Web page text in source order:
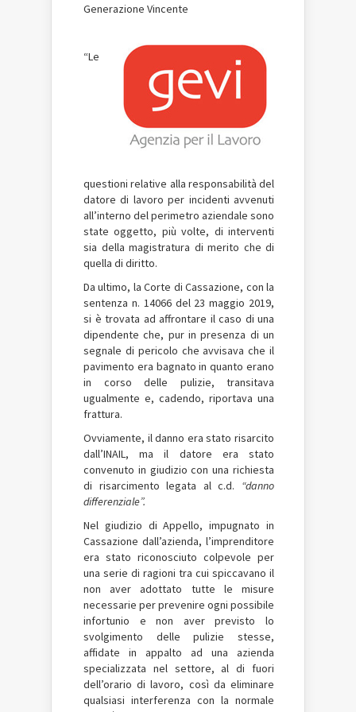
Generazione Vincente
“Le
questioni relative alla responsabilità del
datore di lavoro per incidenti avvenuti
all’interno del perimetro aziendale sono
state oggetto, più volte, di interventi
sia della magistratura di merito che di
quella di diritto.
Da ultimo, la Corte di Cassazione, con la
sentenza n. 14066 del 23 maggio 2019,
si è trovata ad affrontare il caso di una
dipendente che, pur in presenza di un
segnale di pericolo che avvisava che il
pavimento era bagnato in quanto erano
in corso delle pulizie, transitava
ugualmente e, cadendo, riportava una
frattura.
Ovviamente, il danno era stato risarcito
dall’INAIL, ma il datore era stato
convenuto in giudizio con una richiesta
di risarcimento legata al c.d. “danno
differenziale”.
Nel giudizio di Appello, impugnato in
Cassazione dall’azienda, l’imprenditore
era stato riconosciuto colpevole per
una serie di ragioni tra cui spiccavano il
non aver adottato tutte le misure
necessarie per prevenire ogni possibile
infortunio e non aver previsto lo
svolgimento delle pulizie stesse,
affidate in appalto ad una azienda
specializzata nel settore, al di fuori
dell’orario di lavoro, così da eliminare
qualsiasi interferenza con la normale